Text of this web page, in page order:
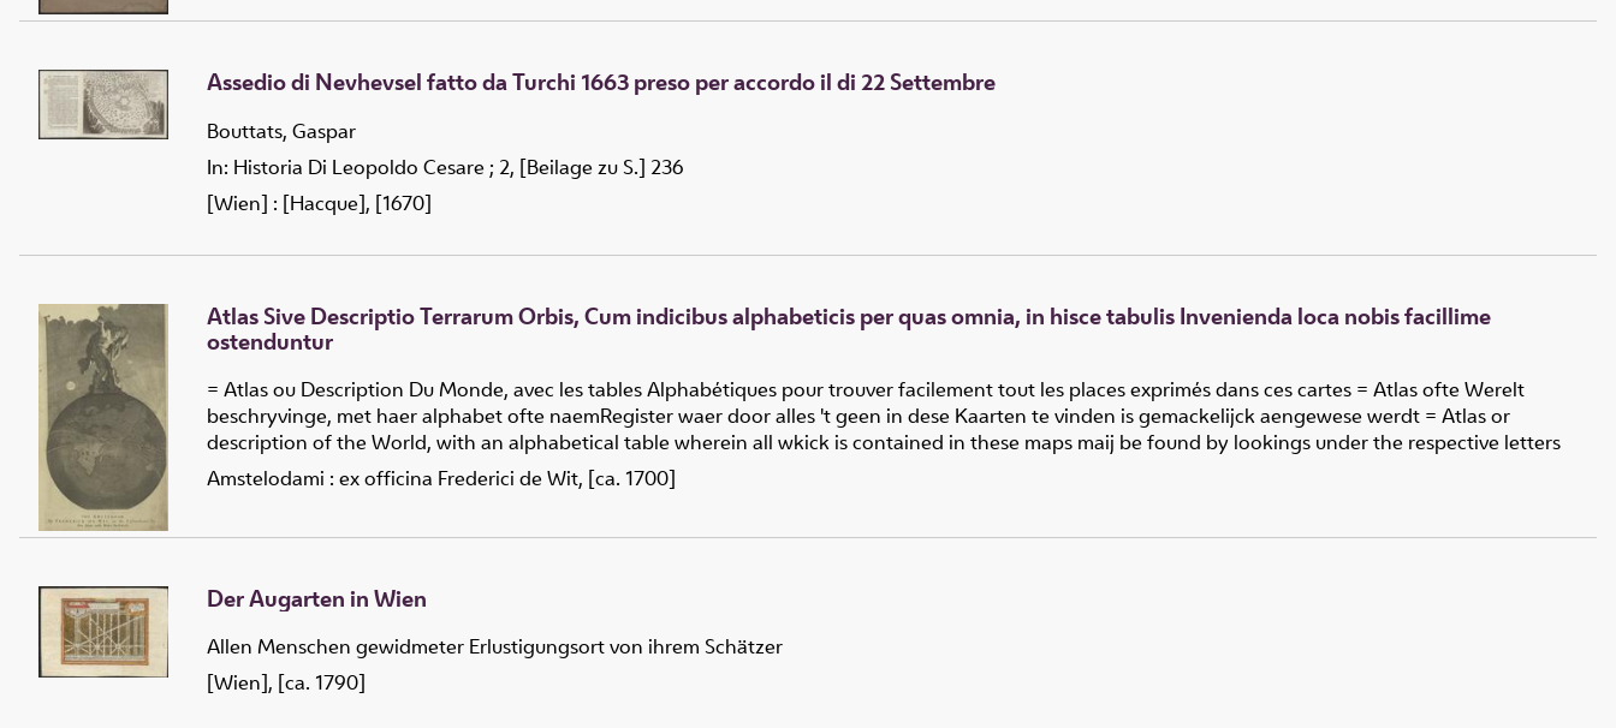
Assedio di Nevhevsel fatto da Turchi 1663 preso per accordo il di 22 Settembre
Bouttats, Gaspar
In: Historia Di Leopoldo Cesare ; 2, [Beilage zu S.] 236
[Wien] : [Hacque], [1670]
Atlas Sive Descriptio Terrarum Orbis, Cum indicibus alphabeticis per quas omnia, in hisce tabulis Invenienda loca nobis facillime
ostenduntur
= Atlas ou Description Du Monde, avec les tables Alphabétiques pour trouver facilement tout les places exprimés dans ces cartes = Atlas ofte Werelt
beschryvinge, met haer alphabet ofte naemRegister waer door alles 't geen in dese Kaarten te vinden is gemackelijck aengewese werdt = Atlas or
description of the World, with an alphabetical table wherein all wkick is contained in these maps maij be found by lookings under the respective letters
Amstelodami : ex officina Frederici de Wit, [ca. 1700]
Der Augarten in Wien
Allen Menschen gewidmeter Erlustigungsort von ihrem Schätzer
[Wien], [ca. 1790]